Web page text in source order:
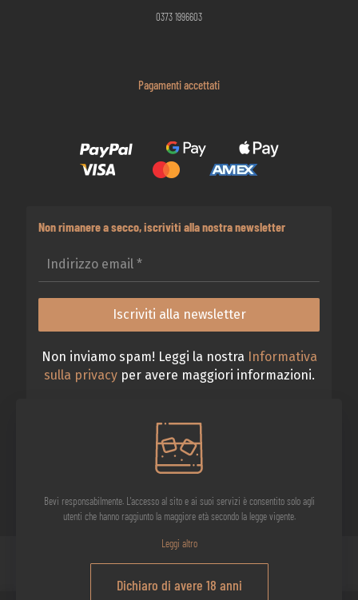
0373 1996603
Pagamenti accettati
Non rimanere a secco, iscriviti alla nostra newsletter
Non inviamo spam! Leggi la nostra Informativa
sulla privacyper avere maggiori informazioni.
Sede Legale: Via 4 Novembre 14a, 26013 Crema (CR) | P.IVA: 01801880194 | SDI:
Bevi responsabilmente. L'accesso al sito e ai suoi servizi è consentito solo agli
utenti che hanno raggiunto la maggiore età secondo la legge vigente.
Leggi altro
Dichiaro di avere 18 anni